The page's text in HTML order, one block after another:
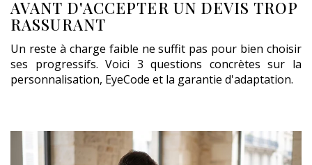
AVANT D'ACCEPTER UN DEVIS TROP
RASSURANT
Un reste à charge faible ne suffit pas pour bien choisir
ses progressifs. Voici 3 questions concrètes sur la
personnalisation, EyeCode et la garantie d'adaptation.